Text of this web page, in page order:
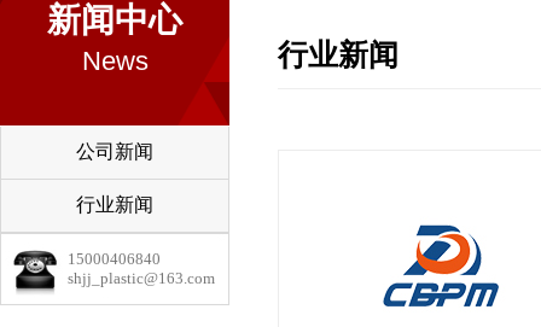
新闻中心
News
公司新闻
行业新闻
15000406840
shjj_plastic@163.com
行业新闻